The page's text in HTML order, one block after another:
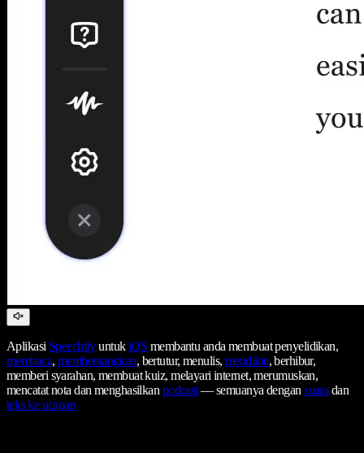
Aplikasi SpeechifyuntukiOS membantu anda membuat penyelidikan,
membaca, membentangkan, bertutur, menulis, mendikte, berhibur,
memberi syarahan, membuat kuiz, melayari internet, merumuskan,
mencatat nota dan menghasilkanpodcast— semuanya dengansuaradan
teks ke ucapan